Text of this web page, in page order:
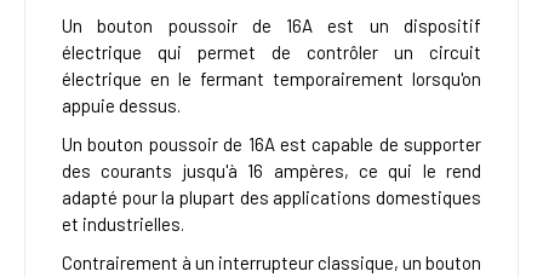
Un bouton poussoir de 16A est un dispositif
électrique qui permet de contrôler un circuit
électrique en le fermant temporairement lorsqu'on
appuie dessus.
Un bouton poussoir de 16A est capable de supporter
des courants jusqu'à 16 ampères, ce qui le rend
adapté pour la plupart des applications domestiques
et industrielles.
Contrairement à un interrupteur classique, un bouton